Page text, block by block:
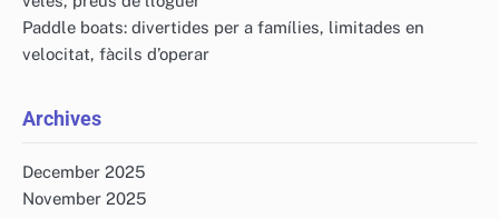
Paddle boats: divertides per a famílies, limitades en
velocitat, fàcils d’operar
Archives
December 2025
November 2025